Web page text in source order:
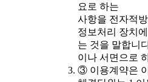
요로 하는
사항을 전자적
정보처리 장치
는 것을 말합니
이나 서면으로
③ 이용계약은